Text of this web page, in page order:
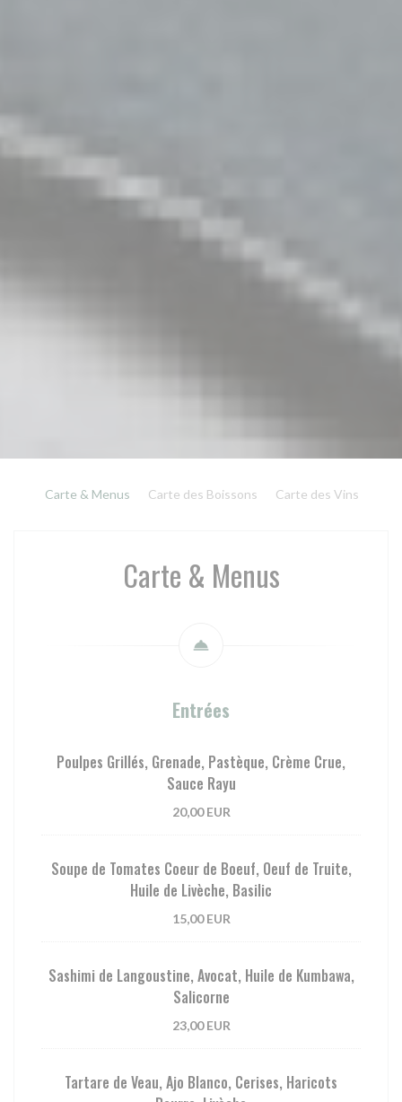
Carte & Menus Carte des Boissons Carte des Vins
Carte & Menus
Entrées
Poulpes Grillés, Grenade, Pastèque, Crème Crue,
Sauce Rayu
20,00 EUR
Soupe de Tomates Coeur de Boeuf, Oeuf de Truite,
Huile de Livèche, Basilic
15,00 EUR
Sashimi de Langoustine, Avocat, Huile de Kumbawa,
Salicorne
23,00 EUR
Tartare de Veau, Ajo Blanco, Cerises, Haricots